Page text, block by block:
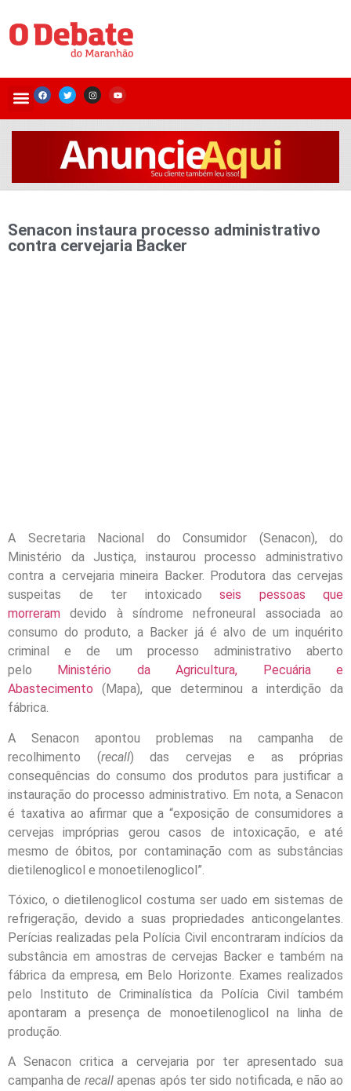
Senacon instaura processo administrativo
contra cervejaria Backer
A Secretaria Nacional do Consumidor (Senacon), do
Ministério da Justiça, instaurou processo administrativo
contra a cervejaria mineira Backer. Produtora das cervejas
suspeitas de ter intoxicado seis pessoas que
morreram devido à síndrome nefroneural associada ao
consumo do produto, a Backer já é alvo de um inquérito
criminal e de um processo administrativo aberto
pelo
Ministério da Agricultura, Pecuária e
Abastecimento (Mapa), que determinou a interdição da
fábrica.
A Senacon apontou problemas na campanha de
recolhimento (recall) das cervejas e as próprias
consequências do consumo dos produtos para justificar a
instauração do processo administrativo. Em nota, a Senacon
é taxativa ao afirmar que a “exposição de consumidores a
cervejas impróprias gerou casos de intoxicação, e até
mesmo de óbitos, por contaminação com as substâncias
dietilenoglicol e monoetilenoglicol”.
Tóxico, o dietilenoglicol costuma ser uado em sistemas de
refrigeração, devido a suas propriedades anticongelantes.
Perícias realizadas pela Polícia Civil encontraram indícios da
substância em amostras de cervejas Backer e também na
fábrica da empresa, em Belo Horizonte. Exames realizados
pelo Instituto de Criminalística da Polícia Civil também
apontaram a presença de monoetilenoglicol na linha de
produção.
A Senacon critica a cervejaria por ter apresentado sua
campanha de recallapenas após ter sido notificada, e não ao